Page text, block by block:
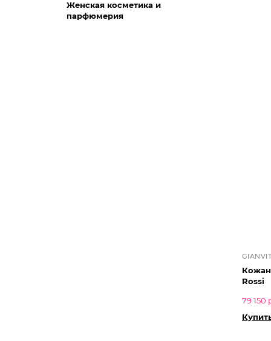
Rossi
79 150
Женская косметика и
парфюмерия